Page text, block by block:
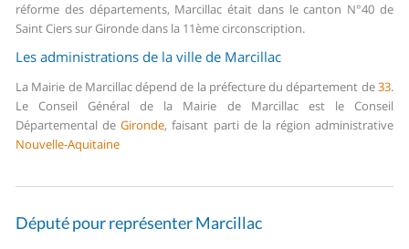
réforme des départements, Marcillac était dans le canton N°40 de
Saint Ciers sur Gironde dans la 11ème circonscription.
Les administrations de la ville de Marcillac
La Mairie de Marcillac dépend de la préfecture du département de33.
Le Conseil Général de la Mairie de Marcillac est le Conseil
Départemental deGironde, faisant parti de la région administrative
Nouvelle-Aquitaine
Député pour représenter Marcillac